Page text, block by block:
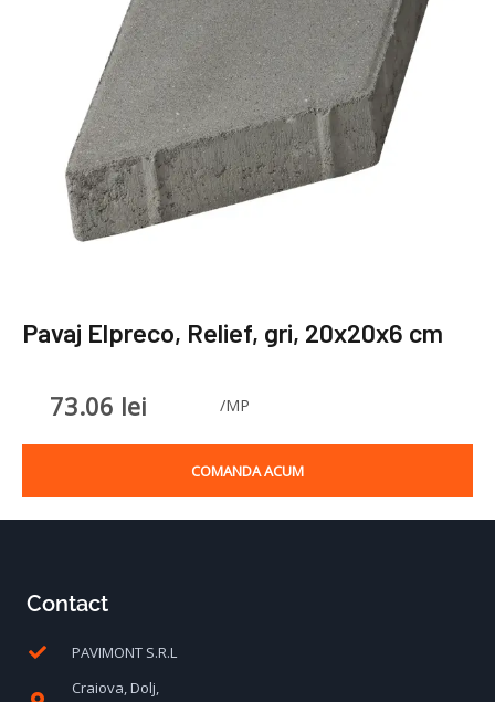
Pavaj Elpreco, Relief, gri, 20x20x6 cm
73.06 lei /MP
COMANDA ACUM
Contact
PAVIMONT S.R.L
Craiova, Dolj,